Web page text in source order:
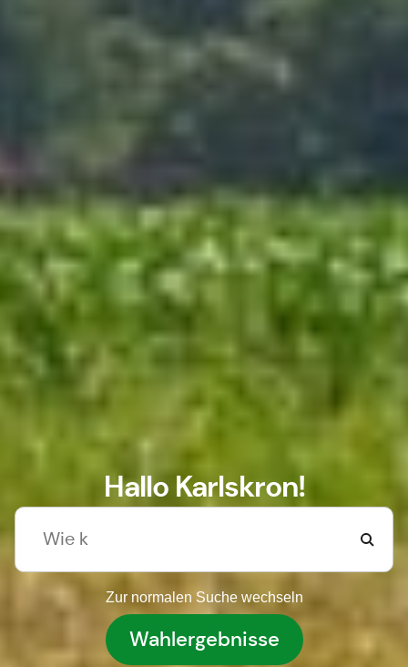
Hallo Karlskron!
Zur normalen Suche wechseln
Wahlergebnisse